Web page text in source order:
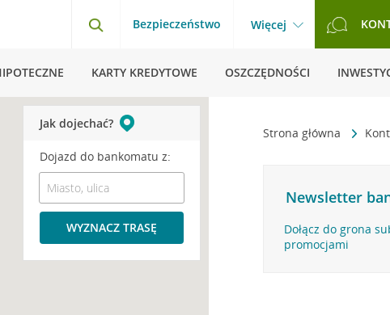
Bezpieczeństwo Więcej
KARTY KREDYTOWE OSZCZĘDNOŚCI
Strona główna
Newsletter
Dołącz do grona
promocjami
Jak dojechać?
Dojazd do bankomatu z:
WYZNACZ TRASĘ